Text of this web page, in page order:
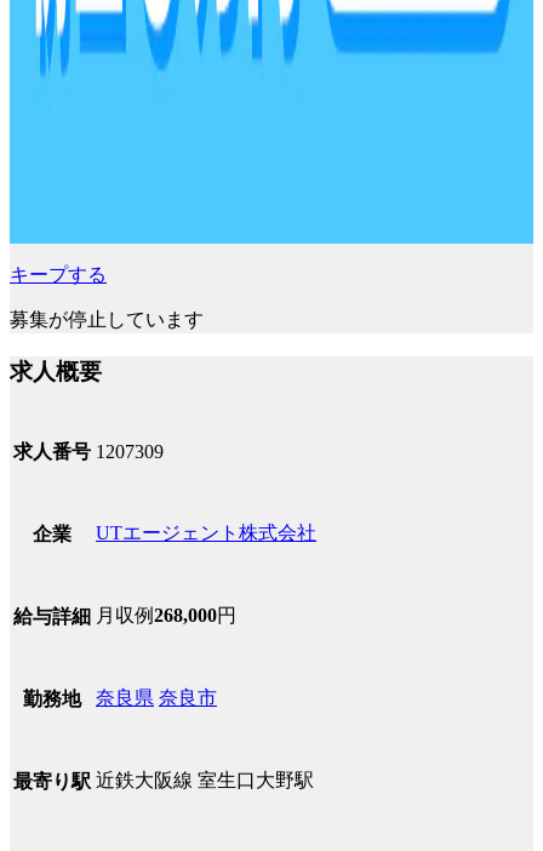
キープする
募集が停止しています
求人概要
求人番号 1207309
企業 UTエージェント株式会社
給与詳細 月収例268,000円
勤務地 奈良県 奈良市
最寄り駅 近鉄大阪線 室生口大野駅